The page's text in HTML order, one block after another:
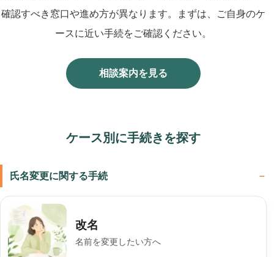
確認すべき窓口や進め方が異なります。まずは、ご自身のケ
ースに近い手続をご確認ください。
相談案内を見る
ケース別に手続きを探す
氏名変更に関する手続
改名
名前を変更したい方へ